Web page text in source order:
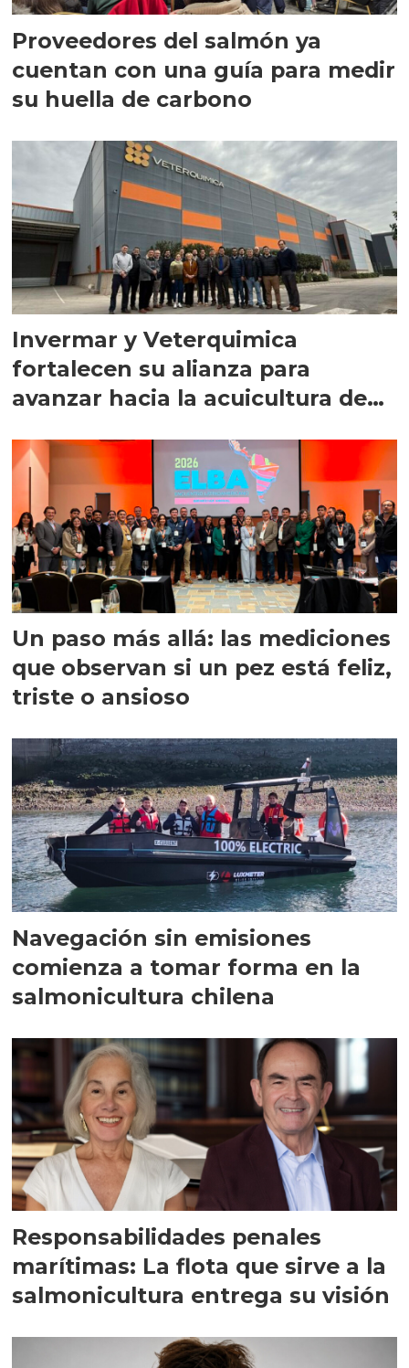
Proveedores del salmón ya
cuentan con una guía para medir
su huella de carbono
Invermar y Veterquimica
fortalecen su alianza para
avanzar hacia la acuicultura de
Un paso más allá: las mediciones
que observan si un pez está feliz,
triste o ansioso
Navegación sin emisiones
comienza a tomar forma en la
salmonicultura chilena
Responsabilidades penales
marítimas: La flota que sirve a la
salmonicultura entrega su visión